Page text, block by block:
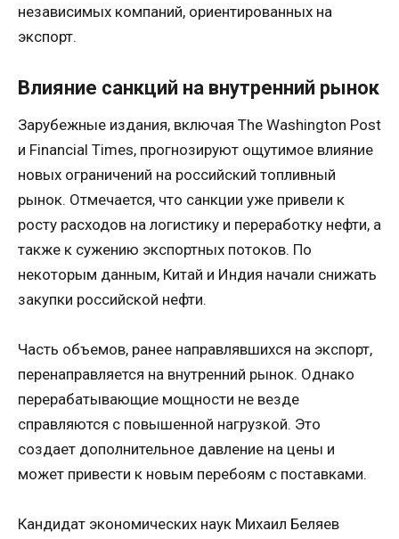
независимых компаний, ориентированных на
экспорт.
Влияние санкций на внутренний рынок
Зарубежные издания, включая The Washington Post
и Financial Times, прогнозируют ощутимое влияние
новых ограничений на российский топливный
рынок. Отмечается, что санкции уже привели к
росту расходов на логистику и переработку нефти, а
также к сужению экспортных потоков. По
некоторым данным, Китай и Индия начали снижать
закупки российской нефти.
Часть объемов, ранее направлявшихся на экспорт,
перенаправляется на внутренний рынок. Однако
перерабатывающие мощности не везде
справляются с повышенной нагрузкой. Это
создает дополнительное давление на цены и
может привести к новым перебоям с поставками.
Кандидат экономических наук Михаил Беляев